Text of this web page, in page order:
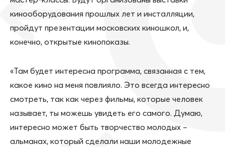
кинооборудования прошлых лет и инсталляции,
пройдут презентации московских киношкол, и,
конечно, открытые кинопоказы.
«Там будет интересна программа, связанная с тем,
какое кино на меня повлияло. Это всегда интересно
смотреть, так как через фильмы, которые человек
называет, ты можешь увидеть его самого. Думаю,
интересно может быть творчество молодых –
альманах, который сделали наши молодежные